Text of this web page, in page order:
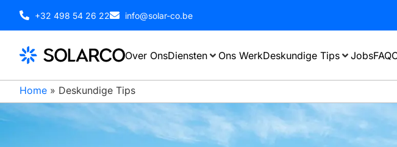
+32 498 54 26 22 info@solar-co.be
Over OnsDiensten Ons WerkDeskundige Tips JobsFAQ
Home » Deskundige Tips